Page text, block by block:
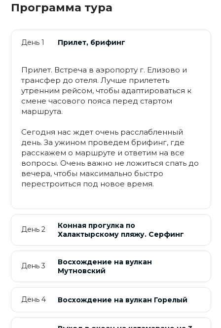
Программа тура
День 1 Прилет, брифинг
Прилет. Встреча в аэропорту г. Елизово и
трансфер до отеля. Лучше прилететь
утренним рейсом, чтобы адаптироваться к
смене часового пояса перед стартом
маршрута.
Сегодня нас ждет очень расслабленный
день. За ужином проведем брифинг, где
расскажем о маршруте и ответим на все
вопросы. Очень важно не ложиться спать до
вечера, чтобы максимально быстро
перестроиться под новое время.
День 2
Конная прогулка по
Халактырскому пляжу. Серфинг
День 3
Восхождение на вулкан
Мутновский
День 4 Восхождение на вулкан Горелый